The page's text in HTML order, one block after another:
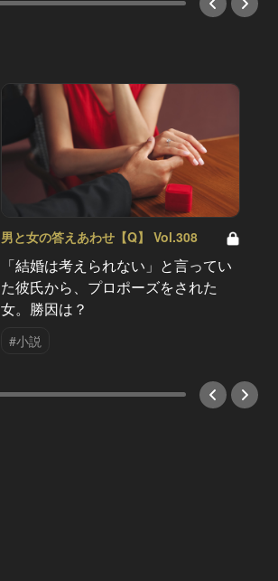
男と女の答えあわせ【Q】 Vol.308
「結婚は考えられない」と言ってい
た彼氏から、プロポーズをされた
女。勝因は？
#小説